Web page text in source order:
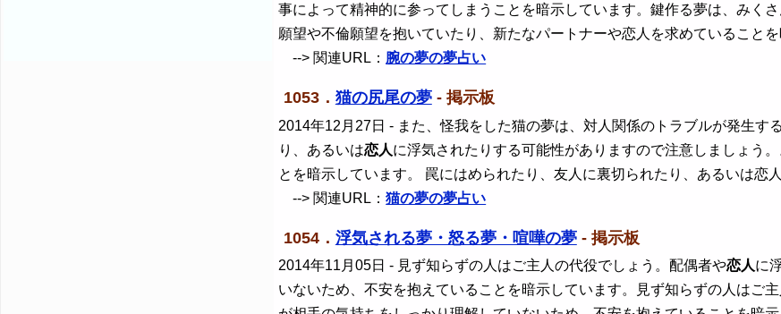
事によって精神的に参ってしまうことを暗示しています。鍵作る夢は、みく
願望や不倫願望を抱いていたり、新たなパートナーや恋人を求めていることを
--> 関連URL： 腕の夢の夢占い
1053． 猫の尻尾の夢- 掲示板
2014年12月27日 - また、怪我をした猫の夢は、対人関係のトラブルが発生す
り、あるいは恋人に浮気されたりする可能性がありますので注意しましょう
とを暗示しています。 罠にはめられたり、友人に裏切られたり、あるいは恋
--> 関連URL：猫の夢の夢占い
1054． 浮気される夢・怒る夢・喧嘩の夢- 掲示板
2014年11月05日 - 見ず知らずの人はご主人の代役でしょう。配偶者や恋人に
いないため、不安を抱えていることを暗示しています。見ず知らずの人はご